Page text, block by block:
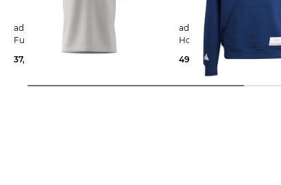
adidas Performance | Herren
Fußballshirt JUVE OG TEE
37,15 €
adidas Performance | Herren
Hoodie ARSENAL FC US
49,99 €
70,00 €